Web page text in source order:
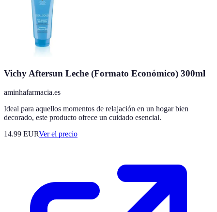
Vichy Aftersun Leche (Formato Económico) 300ml
aminhafarmacia.es
Ideal para aquellos momentos de relajación en un hogar bien
decorado, este producto ofrece un cuidado esencial.
14.99 EURVer el precio